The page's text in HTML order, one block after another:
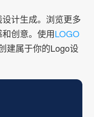
计生成。浏览更多
创意。使用LOGO
建属于你的Logo设